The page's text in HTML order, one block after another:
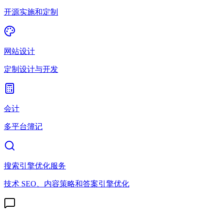
开源实施和定制
网站设计
定制设计与开发
会计
多平台簿记
搜索引擎优化服务
技术 SEO、内容策略和答案引擎优化